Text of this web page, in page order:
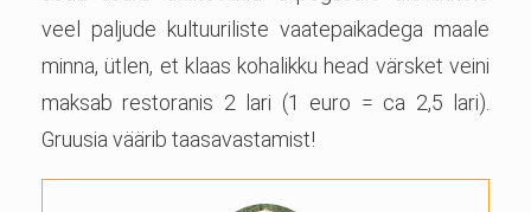
veel paljude kultuuriliste vaatepaikadega maale
minna, ütlen, et klaas kohalikku head värsket veini
maksab restoranis 2 lari (1 euro = ca 2,5 lari).
Gruusia väärib taasavastamist!